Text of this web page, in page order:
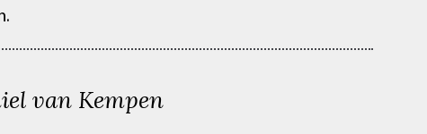
van Kempen